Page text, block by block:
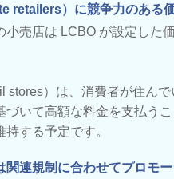
retailers）に競争力のある
小売店は LCBO が設定した
stores）は、消費者が住ん
いて高額な料金を支払う
する予定です。
関連規制に合わせてプロモ